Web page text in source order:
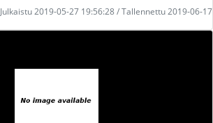
Julkaistu 2019-05-27 19:56:28 / Tallennettu 2019-06-17